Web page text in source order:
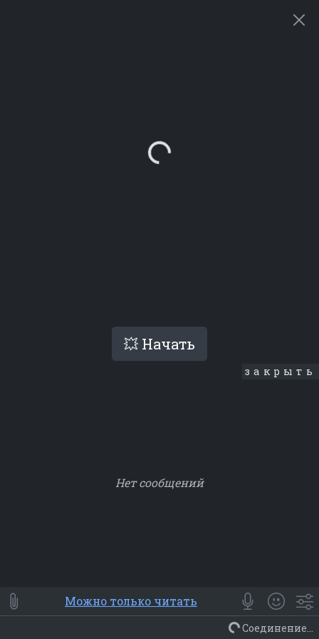
💥 Начать
закрыть
Нет сообщений
⭐ Мои Smile
😀 Emoji
Смайлики
Люди Животные Еда Объекты
Можно только читать
Соединение...